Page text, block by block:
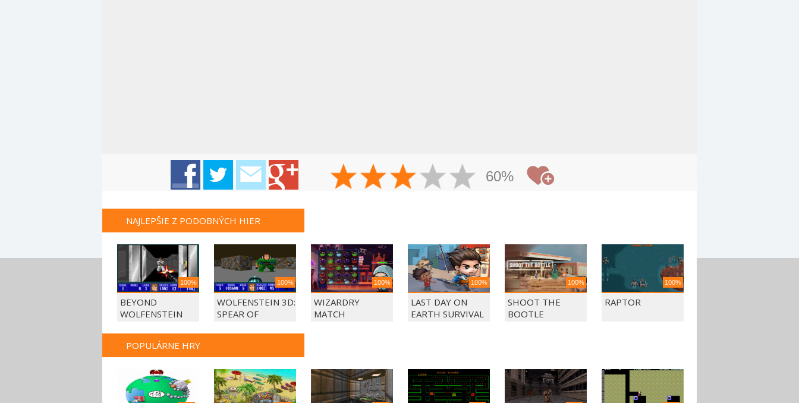
60%
NAJLEPŠIE Z PODOBNÝCH HIER
100%
BEYOND
WOLFENSTEIN
100%
WOLFENSTEIN 3D:
SPEAR OF
100%
WIZARDRY
MATCH
100%
LAST DAY ON
EARTH SURVIVAL
100%
SHOOT THE
BOOTLE
100%
RAPTOR
POPULÁRNE HRY